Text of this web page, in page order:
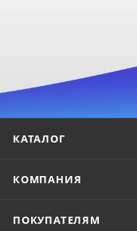
КАТАЛОГ
КОМПАНИЯ
ПОКУПАТЕЛЯМ